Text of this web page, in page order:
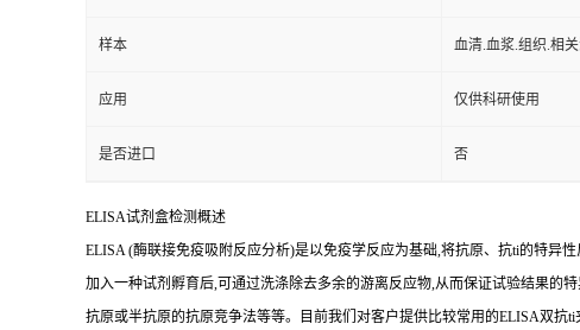
样本 血清.血浆.组织.相
应用 仅供科研使用
是否进口 否
ELISA试剂盒检测概述
ELISA (酶联接免疫吸附反应分析)是以免疫学反应为基础,将抗原、 抗ti的特异
加入一种试剂孵育后,可通过洗涤除去多余的游离反应物,从而保证试验结果的
抗原或半抗原的抗原竞争法等等。目前我们对客户提供比较常用的ELISA双抗ti